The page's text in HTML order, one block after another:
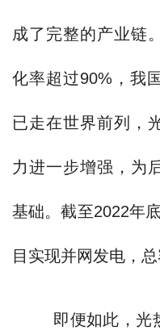
成了完整的产业链
化率超过90%，我
已走在世界前列，
力进一步增强，为
基础。截至2022年
目实现并网发电，
即便如此，光热